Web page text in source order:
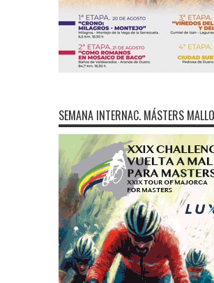
SEMANA INTERNAC. MÁSTERS